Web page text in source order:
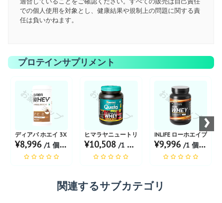
での個人使用を対象とし、健康結果や規制上の問題に関する責
任は負いかねます。
プロテインサプリメント
お薬ショップ
ディアバ ホエイ 3X チョコレート
¥8,996 /1 個 あたり
お薬ショップ
ヒマラヤニュートリション クイスタプロ ホエイプ
¥10,508/1 個 あたり
お薬ショップ
INLIFE ローホエイプロテ
¥9,996 /1 個 あたり
›
関連するサブカテゴリ